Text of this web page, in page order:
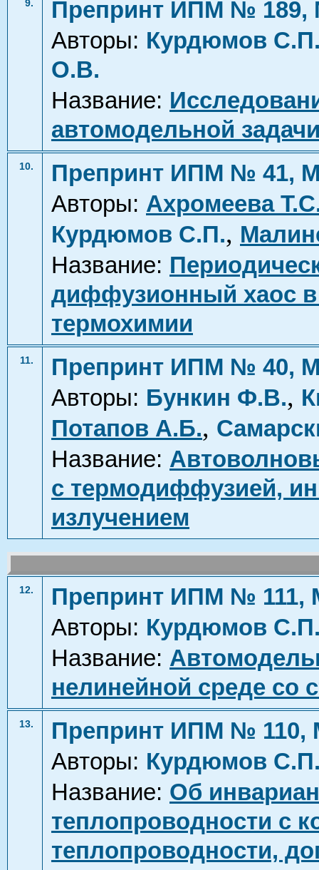
9.
Препринт ИПМ № 189,
Авторы: Курдюмов
О.В.
Название:
автомодельной
10.
Препринт ИПМ № 41,
Авторы: Ахромеева
Курдюмов С.П.,
Название:
диффузионный хаос в
термохимии
11.
Препринт ИПМ № 40,
Авторы: Бункин Ф.В.,
Потапов А.Б.,
Название:
с термодиффузией,
излучением
12.
Препринт ИПМ № 111,
Авторы: Курдюмов
Название:
нелинейной среде со
13.
Препринт ИПМ № 110,
Авторы: Курдюмов
Название: Об
теплопроводности с
теплопроводности,